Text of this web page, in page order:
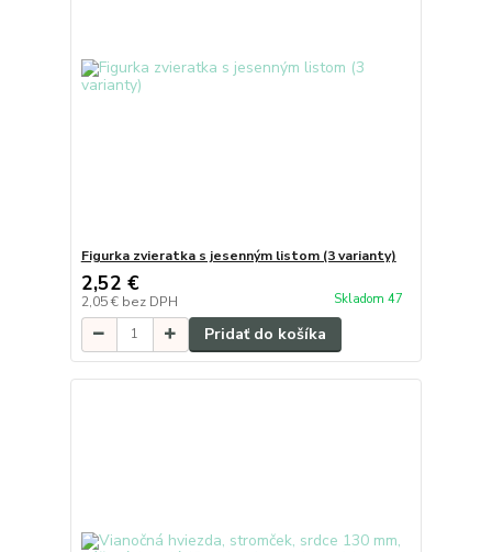
Figurka zvieratka s jesenným listom (3 varianty)
2,52 €
2,05 € bez DPH Skladom 47
Pridať do košíka